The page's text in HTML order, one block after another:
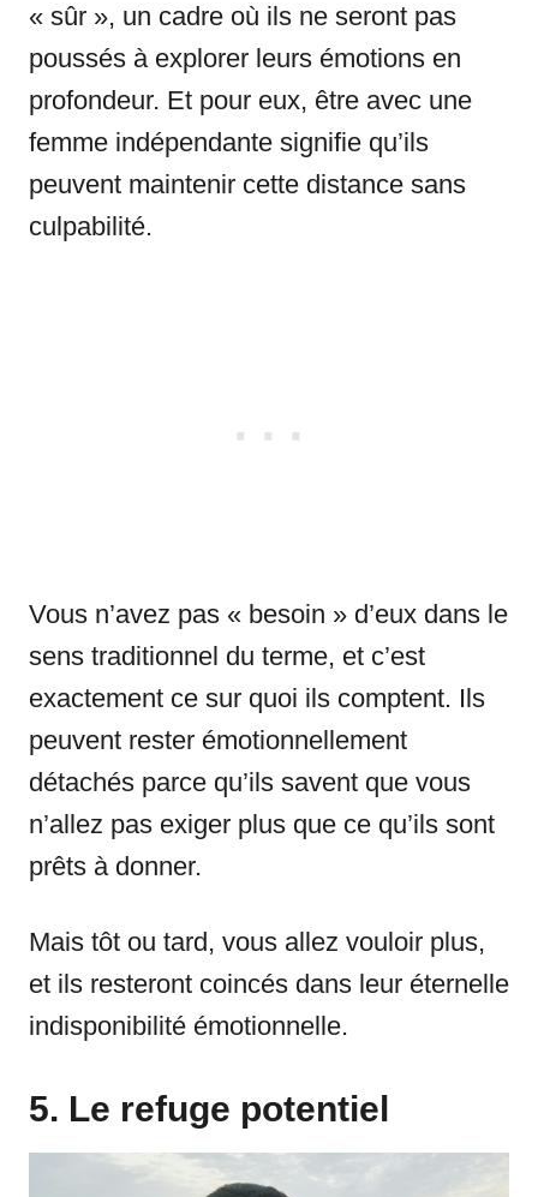
« sûr », un cadre où ils ne seront pas
poussés à explorer leurs émotions en
profondeur. Et pour eux, être avec une
femme indépendante signifie qu’ils
peuvent maintenir cette distance sans
culpabilité.
Vous n’avez pas « besoin » d’eux dans le
sens traditionnel du terme, et c’est
exactement ce sur quoi ils comptent. Ils
peuvent rester émotionnellement
détachés parce qu’ils savent que vous
n’allez pas exiger plus que ce qu’ils sont
prêts à donner.
Mais tôt ou tard, vous allez vouloir plus,
et ils resteront coincés dans leur éternelle
indisponibilité émotionnelle.
5. Le refuge potentiel